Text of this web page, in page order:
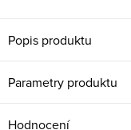
Popis produktu
Parametry produktu
Hodnocení